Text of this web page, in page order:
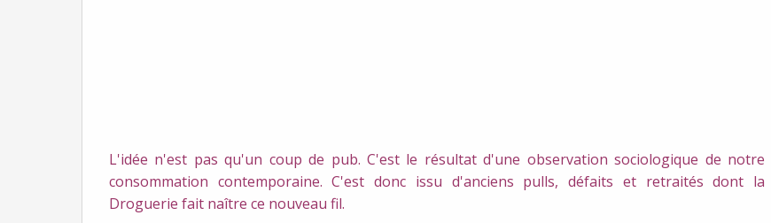
L'idée n'est pas qu'un coup de pub. C'est le résultat d'une observation sociologique de notre
consommation contemporaine. C'est donc issu d'anciens pulls, défaits et retraités dont la
Droguerie fait naître ce nouveau fil.